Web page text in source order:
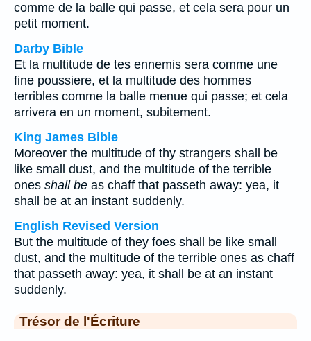
comme de la balle qui passe, et cela sera pour un
petit moment.
Darby Bible
Et la multitude de tes ennemis sera comme une
fine poussiere, et la multitude des hommes
terribles comme la balle menue qui passe; et cela
arrivera en un moment, subitement.
King James Bible
Moreover the multitude of thy strangers shall be
like small dust, and the multitude of the terrible
ones shall be as chaff that passeth away: yea, it
shall be at an instant suddenly.
English Revised Version
But the multitude of they foes shall be like small
dust, and the multitude of the terrible ones as chaff
that passeth away: yea, it shall be at an instant
suddenly.
Trésor de l'Écriture